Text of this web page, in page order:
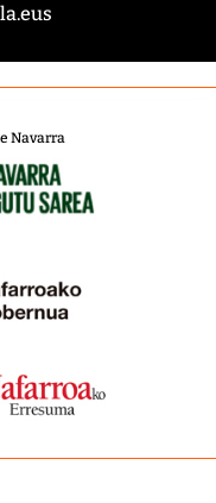
Navarra